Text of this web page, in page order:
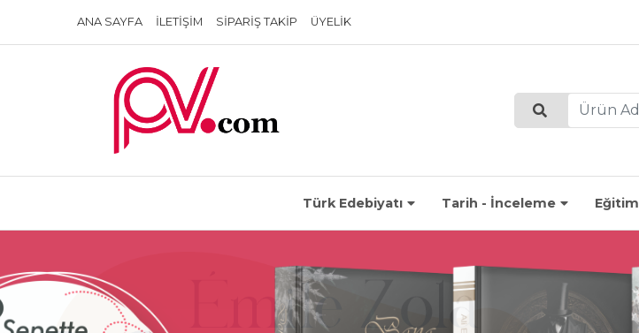
ANA SAYFA İLETIŞIM SIPARIŞ TAKIP ÜYELIK
Türk Edebiyatı Tarih - İnceleme Eğitim